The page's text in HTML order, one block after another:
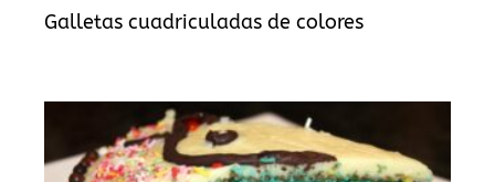
Galletas cuadriculadas de colores